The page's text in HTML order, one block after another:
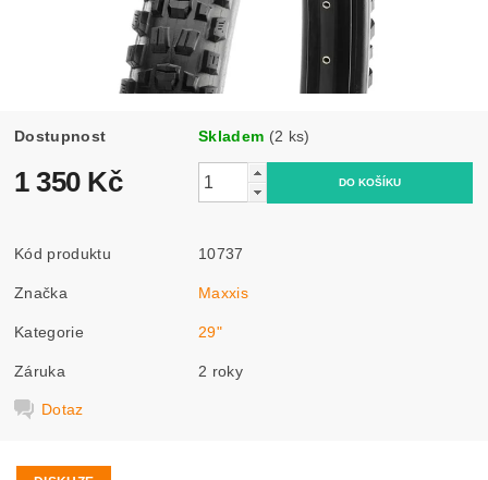
Dostupnost Skladem (2 ks)
1 350 Kč
Kód produktu 10737
Značka Maxxis
Kategorie 29"
Záruka 2 roky
Dotaz